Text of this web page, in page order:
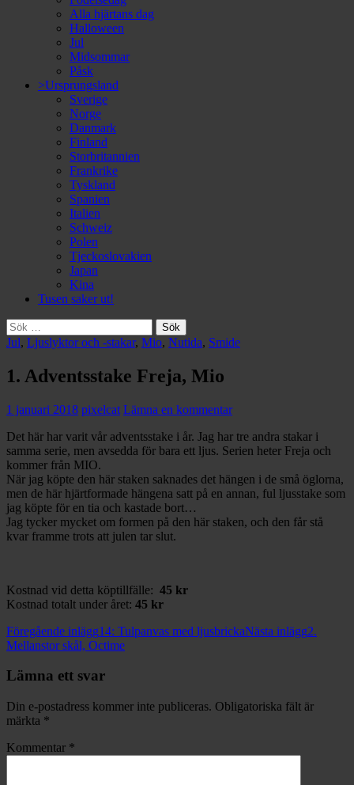
Alla hjärtans dag
Halloween
Jul
Midsommar
Påsk
>Ursprungsland
Sverige
Norge
Danmark
Finland
Storbritannien
Frankrike
Tyskland
Spanien
Italien
Schweiz
Polen
Tjeckoslovakien
Japan
Kina
Tusen saker ut!
Sök
efter:
Jul, Ljuslyktor och -stakar, Mio, Nutida, Smide
1. Adventsstake Freja, Mio
1 januari 2018 pixelcat Lämna en kommentar
Det här har varit vår adventsstake i år. Jag har tre andra stakar i
samma serie, men avsedda för bara ett ljus. Serien heter Freja och
kommer från MIO.
När jag köpte den här staken saknades det hängen i de små öglorna,
men de här hjärtformade hängena satt på en annan, ful ljusstake som
jag köpte för en tia och kastade bort…
Jag tycker mycket om formen på den här staken, och den får stå
kvar framme trots att julen tar slut.
Kostnad vid detta köptillfälle: 45 kr
Kostnad totalt under året: 45 kr
Inläggsnavigering
Föregående inlägg14: Tulpanvas med ljusbrickaNästa inlägg2.
Mellanstor skål, Octime
Lämna ett svar
Din e-postadress kommer inte publiceras. Obligatoriska fält är
märkta *
Kommentar *